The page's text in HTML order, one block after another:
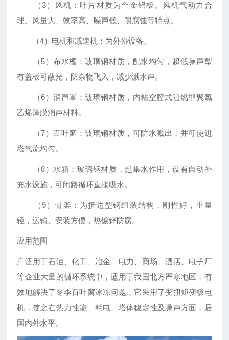
（3）风机：叶片材质为合金铝板。风机气动力合
理、风量大、效率高、噪声低、耐腐蚀等特点。
（4）电机和减速机：为外协设备。
（5）布水槽：玻璃钢材质，配水均匀，超低噪声型
有盖板可蔽光，防杂物飞入，减少溅水声。
（6）消声罩：玻璃钢材质，内粘空腔式阻燃型聚氯
乙烯薄膜消声材料。
（7）百叶窗：玻璃钢材质，可防水溅出，并可使进
塔气流均匀。
（8）水箱：玻璃钢材质，起集水作用，设有自动补
充水设施，可闭路循环直接吸水。
（9）骨架：为折边型钢组装结构，刚性好，重量
轻，运输、安装方便，热镀锌防腐。
应用范围
广泛用于石油、化工、冶金、电力、商场、酒店、电子厂
等企业大量的循环系统中，适用于我国北方严寒地区，有
效地解决了冬季百叶窗冰冻问题，它采用了变扭矩变极电
机，使之在热力性能、耗电、塔体稳定性及噪声方面，居
国内外水平。